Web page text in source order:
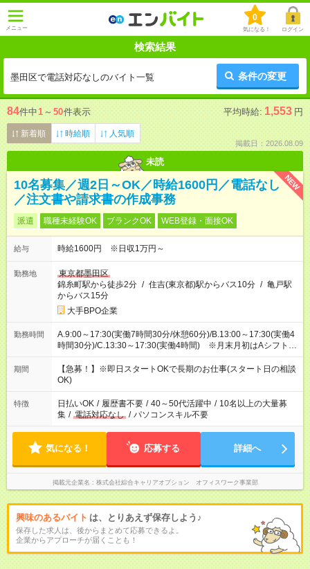
メニュー
0
気になる！ ログイン
検索結果
墨田区で電話対応なしのバイト一覧 条件の変更
84件中1 ～ 50件表示 平均時給: 1,553 円
新着順 時給順 人気順
掲載日：2026.08.09
未読
NEW
10名募集／週2日～OK／時給1600円／電話なし
／注文書や請求書の作成事務
派遣 職種未経験OK ブランクOK WEB登録・面接OK
給与 時給1600円 ※日収1万円～
勤務地
東京都墨田区
錦糸町駅から徒歩2分 / 住吉(東京都)駅からバス10分 / 亀戸駅
からバス15分
大手BPO企業
勤務時間
A.9:00～17:30(実働7時間30分/休憩60分)/B.13:00～17:30(実働4
時間30分)/C.13:30～17:30(実働4時間) ※月末月初はAシフト、
月中はB.Cシフトが多めになります。(月80時間以内での勤務と
なります。)
期間
【急募！】※即日スタートOKで長期のお仕事(スタート日の相談
OK)
特徴 日払いOK / 履歴書不要 / 40～50代活躍中 / 10名以上の大量募
集 / 電話対応なし / パソコンスキル不要
気になる！ 応募する 詳細へ
掲載元企業名 株式会社綜合キャリアオプション オフィスワーク事業部
興味のあるバイト は、とりあえず保存しよう♪
保存した求人は、後からまとめて応募できるよ。
企業からアプローチが届くことも！